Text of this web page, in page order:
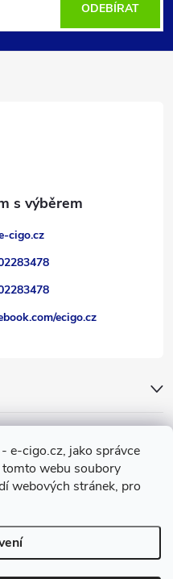
e-cigo.cz, jako správce
webu soubory
webových stránek, pro
ODEBÍRAT
cigo.cz
ecigo.cz
. Všechna práva vyhrazena.